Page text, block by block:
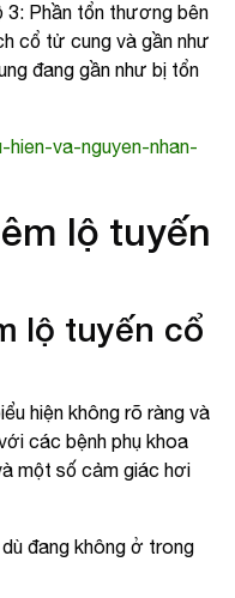
3: Phần tổn thương bên
cổ tử cung và gần như
đang gần như bị tổn
lộ tuyến
lộ tuyến cổ
hiện không rõ ràng và
các bệnh phụ khoa
một số cảm giác hơi
đang không ở trong